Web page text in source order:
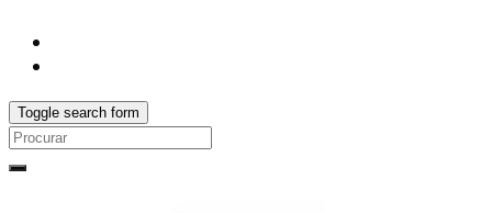
Toggle search form
Search